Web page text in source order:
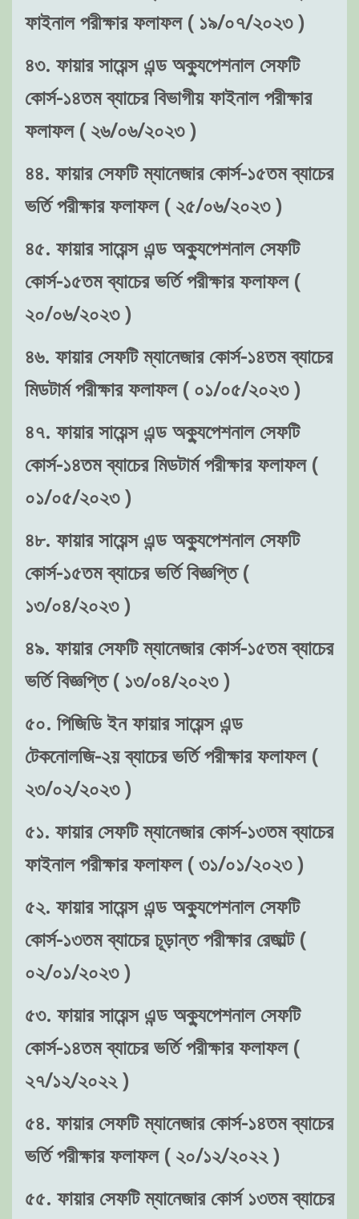
ফাইনাল পরীক্ষার ফলাফল ( ১৯/০৭/২০২৩ )
৪৩. ফায়ার সায়েন্স এন্ড অক্যুপেশনাল সেফটি
কোর্স-১৪তম ব্যাচের বিভাগীয় ফাইনাল পরীক্ষার
ফলাফল ( ২৬/০৬/২০২৩ )
৪৪. ফায়ার সেফটি ম্যানেজার কোর্স-১৫তম ব্যাচের
ভর্তি পরীক্ষার ফলাফল ( ২৫/০৬/২০২৩ )
৪৫. ফায়ার সায়েন্স এন্ড অক্যুপেশনাল সেফটি
কোর্স-১৫তম ব্যাচের ভর্তি পরীক্ষার ফলাফল (
২০/০৬/২০২৩ )
৪৬. ফায়ার সেফটি ম্যানেজার কোর্স-১৪তম ব্যাচের
মিডটার্ম পরীক্ষার ফলাফল ( ০১/০৫/২০২৩ )
৪৭. ফায়ার সায়েন্স এন্ড অক্যুপেশনাল সেফটি
কোর্স-১৪তম ব্যাচের মিডটার্ম পরীক্ষার ফলাফল (
০১/০৫/২০২৩ )
৪৮. ফায়ার সায়েন্স এন্ড অক্যুপেশনাল সেফটি
কোর্স-১৫তম ব্যাচের ভর্তি বিজ্ঞপ্তি (
১৩/০৪/২০২৩ )
৪৯. ফায়ার সেফটি ম্যানেজার কোর্স-১৫তম ব্যাচের
ভর্তি বিজ্ঞপ্তি ( ১৩/০৪/২০২৩ )
৫০. পিজিডি ইন ফায়ার সায়েন্স এন্ড
টেকনোলজি-২য় ব্যাচের ভর্তি পরীক্ষার ফলাফল (
২৩/০২/২০২৩ )
৫১. ফায়ার সেফটি ম্যানেজার কোর্স-১৩তম ব্যাচের
ফাইনাল পরীক্ষার ফলাফল ( ৩১/০১/২০২৩ )
৫২. ফায়ার সায়েন্স এন্ড অক্যুপেশনাল সেফটি
কোর্স-১৩তম ব্যাচের চূড়ান্ত পরীক্ষার রেজাল্ট (
০২/০১/২০২৩ )
৫৩. ফায়ার সায়েন্স এন্ড অক্যুপেশনাল সেফটি
কোর্স-১৪তম ব্যাচের ভর্তি পরীক্ষার ফলাফল (
২৭/১২/২০২২ )
৫৪. ফায়ার সেফটি ম্যানেজার কোর্স-১৪তম ব্যাচের
ভর্তি পরীক্ষার ফলাফল ( ২০/১২/২০২২ )
৫৫. ফায়ার সেফটি ম্যানেজার কোর্স ১৩তম ব্যাচের